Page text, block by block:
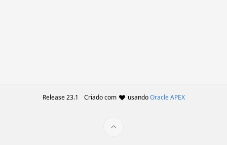
Release 23.1 Criado com usandoOracle APEX